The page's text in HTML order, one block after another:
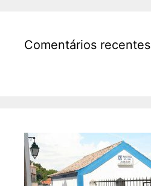
Comentários recentes